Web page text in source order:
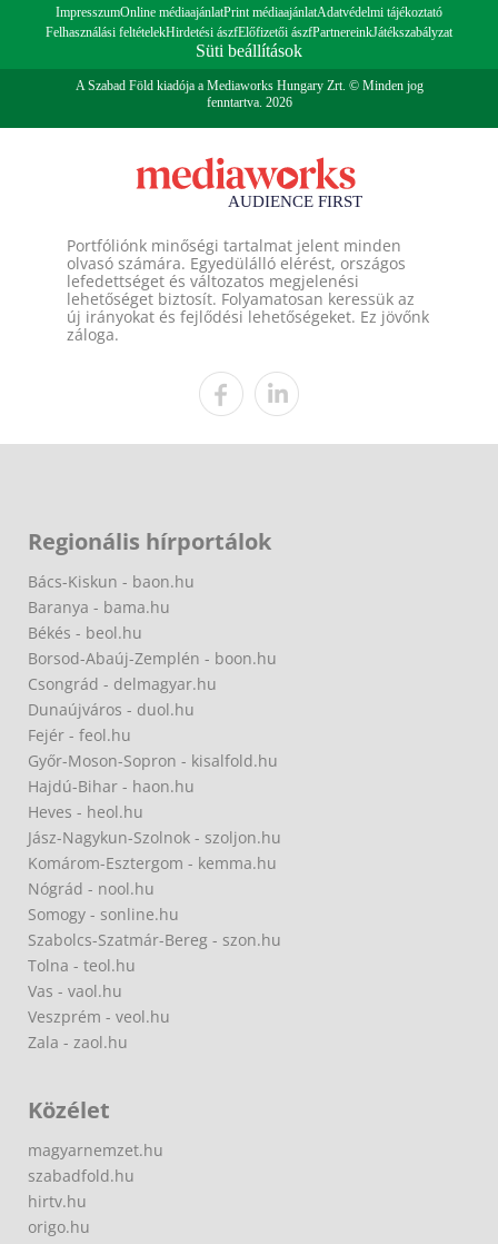
ImpresszumOnline médiaajánlatPrint médiaajánlatAdatvédelmi tájékoztató
Felhasználási feltételekHirdetési ászfElőfizetői ászfPartnereinkJátékszabályzat
Süti beállítások
A Szabad Föld kiadója a Mediaworks Hungary Zrt. © Minden jog
fenntartva. 2026
Portfóliónk minőségi tartalmat jelent minden
olvasó számára. Egyedülálló elérést, országos
lefedettséget és változatos megjelenési
lehetőséget biztosít. Folyamatosan keressük az
új irányokat és fejlődési lehetőségeket. Ez jövőnk
záloga.
Regionális hírportálok
Bács-Kiskun - baon.hu
Baranya - bama.hu
Békés - beol.hu
Borsod-Abaúj-Zemplén - boon.hu
Csongrád - delmagyar.hu
Dunaújváros - duol.hu
Fejér - feol.hu
Győr-Moson-Sopron - kisalfold.hu
Hajdú-Bihar - haon.hu
Heves - heol.hu
Jász-Nagykun-Szolnok - szoljon.hu
Komárom-Esztergom - kemma.hu
Nógrád - nool.hu
Somogy - sonline.hu
Szabolcs-Szatmár-Bereg - szon.hu
Tolna - teol.hu
Vas - vaol.hu
Veszprém - veol.hu
Zala - zaol.hu
Közélet
magyarnemzet.hu
szabadfold.hu
hirtv.hu
origo.hu